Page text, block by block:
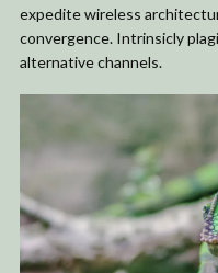
expedite wireless
convergence. Intrinsicly
alternative channels.